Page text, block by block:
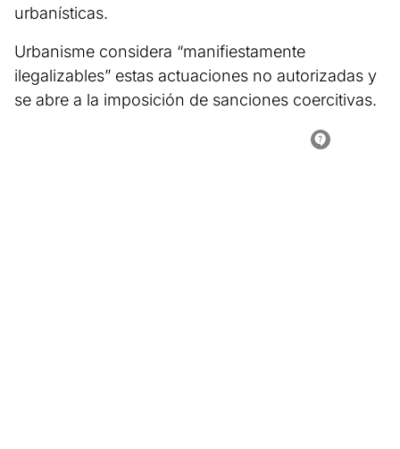
urbanísticas.
Urbanisme considera “manifiestamente
ilegalizables” estas actuaciones no autorizadas y
se abre a la imposición de sanciones coercitivas.